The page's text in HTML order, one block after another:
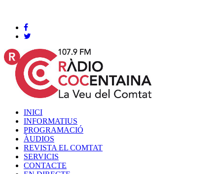
INICI
INFORMATIUS
PROGRAMACIÓ
ÀUDIOS
REVISTA EL COMTAT
SERVICIS
CONTACTE